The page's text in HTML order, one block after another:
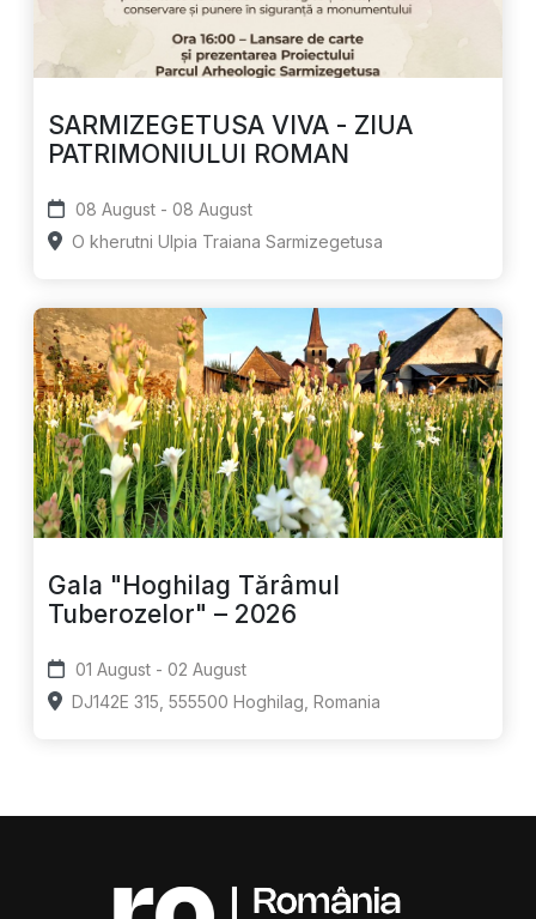
SARMIZEGETUSA VIVA - ZIUA
PATRIMONIULUI ROMAN
08 August - 08 August
O kherutni Ulpia Traiana Sarmizegetusa
Gala "Hoghilag Tărâmul
Tuberozelor" – 2026
01 August - 02 August
DJ142E 315, 555500 Hoghilag, Romania